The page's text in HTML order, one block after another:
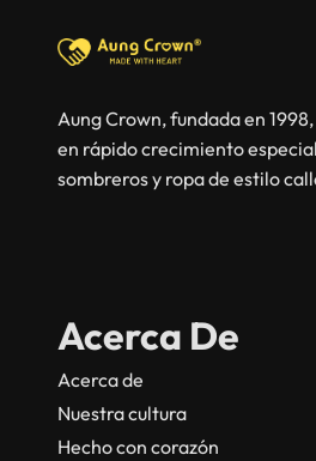
Aung Crown, fundada en
en rápido crecimiento
sombreros y ropa de estilo
Acerca De
Acerca de
Nuestra cultura
Hecho con corazón